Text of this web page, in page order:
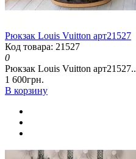
Рюкзак Louis Vuitton арт21527
Код товара: 21527
0
Рюкзак Louis Vuitton арт21527..
1 600грн.
В корзину